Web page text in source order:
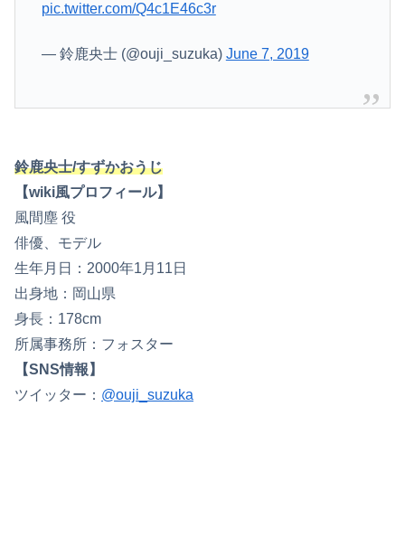
pic.twitter.com/Q4c1E46c3r
— 鈴鹿央士 (@ouji_suzuka) June 7, 2019
鈴鹿央士/すずかおうじ
【wiki風プロフィール】
風間塵 役
俳優、モデル
生年月日：2000年1月11日
出身地：岡山県
身長：178cm
所属事務所：フォスター
【SNS情報】
ツイッター： @ouji_suzuka